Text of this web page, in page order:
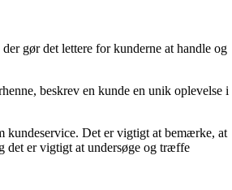
gør det lettere for kunderne at handle og
beskrev en kunde en unik oplevelse i
kundeservice. Det er vigtigt at bemærke, at
det er vigtigt at undersøge og træffe